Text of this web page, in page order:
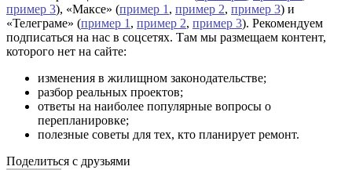
пример 3), «Максе» (пример 1 , пример 2, пример 3) и
«Телеграме» (пример 1 , пример 2, пример 3). Рекомендуем
подписаться на нас в соцсетях. Там мы размещаем контент,
которого нет на сайте:
изменения в жилищном законодательстве;
разбор реальных проектов;
ответы на наиболее популярные вопросы о
перепланировке;
полезные советы для тех, кто планирует ремонт.
Поделиться с друзьями